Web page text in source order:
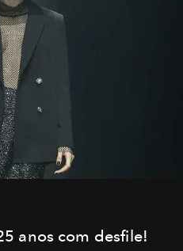
anos com desfile!